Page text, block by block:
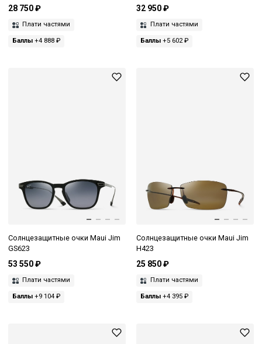
28 750 ₽
Плати частями
Баллы +4 888 ₽
32 950 ₽
Плати частями
Баллы+5 602 ₽
Солнцезащитные очки Maui Jim
GS623
53 550 ₽
Плати частями
Баллы +9 104 ₽
Солнцезащитные очки Maui Jim
H423
25 850 ₽
Плати частями
Баллы+4 395 ₽